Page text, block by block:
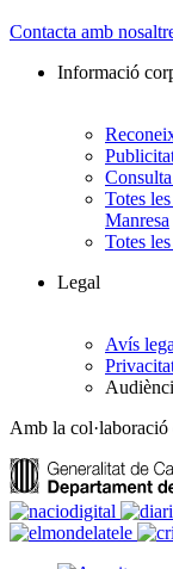
Contacta amb
Informació
Totes
Manresa
Totes
Legal
Avís
Amb la col·laboració